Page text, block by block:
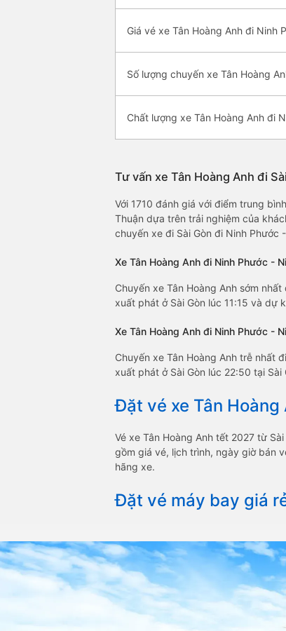
Giá vé xe Tân Hoàng Anh đi Ninh
Số lượng chuyến xe Tân Hoàng
Chất lượng xe Tân Hoàng Anh đi
Tư vấn xe Tân Hoàng Anh đi
Với 1710 đánh giá với điểm trung
Thuận dựa trên trải nghiệm của
chuyến xe đi Sài Gòn đi Ninh Phước -
Xe Tân Hoàng Anh đi Ninh Phước -
Chuyến xe Tân Hoàng Anh sớm
xuất phát ở Sài Gòn lúc 11:15 và dự
Xe Tân Hoàng Anh đi Ninh Phước -
Chuyến xe Tân Hoàng Anh trễ nhất
xuất phát ở Sài Gòn lúc 22:50 tại
Đặt vé xe Tân Hoàng
Vé xe Tân Hoàng Anh tết 2027 từ
gồm giá vé, lịch trình, ngày giờ bán
hãng xe.
Đặt vé máy bay giá